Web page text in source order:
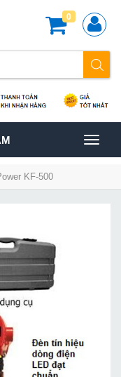
0
KF-500